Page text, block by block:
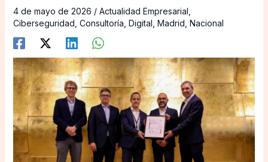
4 de mayo de 2026 / Actualidad Empresarial
Ciberseguridad Consultoría Digital Madrid Nacional